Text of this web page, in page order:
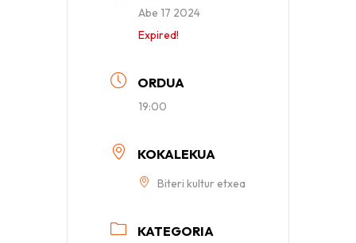
Abe 17 2024
Expired!
ORDUA
19:00
KOKALEKUA
Biteri kultur etxea
KATEGORIA